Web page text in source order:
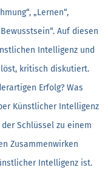
„Lernen“,
Auf diesen
Intelligenz und
kritisch diskutiert.
Erfolg? Was
Künstlicher Intelligenz
Schlüssel zu einem
Zusammenwirken
Intelligenz ist.